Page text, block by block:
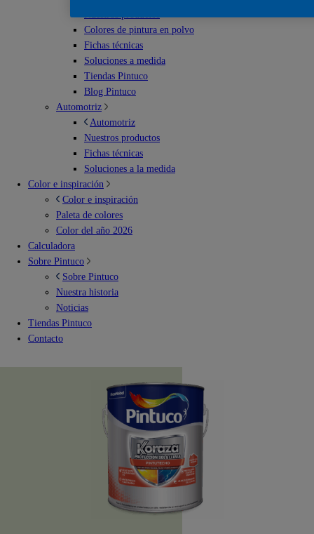
Nuestros productos
Colores de pintura en polvo
Fichas técnicas
Soluciones a medida
Tiendas Pintuco
Blog Pintuco
Automotriz
Automotriz
Nuestros productos
Fichas técnicas
Soluciones a la medida
Color e inspiración
Color e inspiración
Paleta de colores
Color del año 2026
Calculadora
Sobre Pintuco
Sobre Pintuco
Nuestra historia
Noticias
Tiendas Pintuco
Contacto